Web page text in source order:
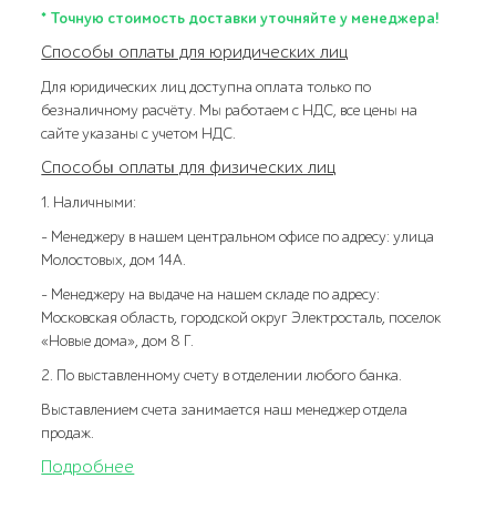
* Точную стоимость доставки уточняйте у менеджера!
Способы оплаты для юридических лиц
Для юридических лиц доступна оплата только по
безналичному расчёту. Мы работаем с НДС, все цены на
сайте указаны с учетом НДС.
Способы оплаты для физических лиц
1. Наличными:
- Менеджеру в нашем центральном офисе по адресу: улица
Молостовых, дом 14А.
- Менеджеру на выдаче на нашем складе по адресу:
Московская область, городской округ Электросталь, поселок
«Новые дома», дом 8 Г.
2. По выставленному счету в отделении любого банка.
Выставлением счета занимается наш менеджер отдела
продаж.
Подробнее